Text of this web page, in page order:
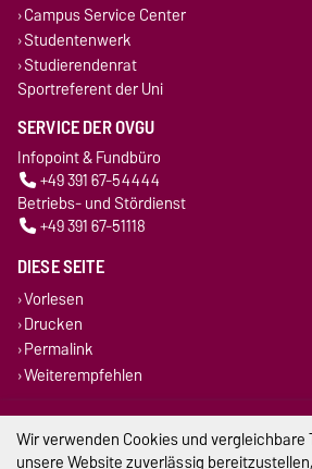
Campus Service Center
Studentenwerk
Studierendenrat
Sportreferent der Uni
SERVICE DER OVGU
Infopoint & Fundbüro
+49 391 67-54444
Betriebs- und Stördienst
+49 391 67-51118
DIESE SEITE
Vorlesen
Drucken
Permalink
Weiterempfehlen
Impressum
Wir verwenden Cookies und vergleichbare
unsere Website zuverlässig